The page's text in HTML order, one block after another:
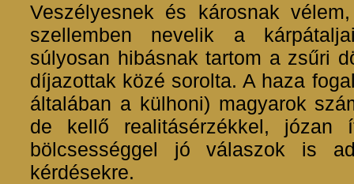
Veszélyesnek és károsnak
szellemben nevelik a
súlyosan hibásnak tartom a zsűri
díjazottak közé sorolta. A haza
általában a külhoni) magyarok
de kellő realitásérzékkel, józan
bölcsességgel jó válaszok is
kérdésekre.